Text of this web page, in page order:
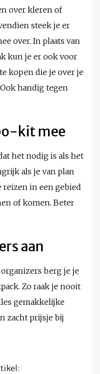
over kleren of
steek je er
over. In plaats van
kun je er ook voor
kopen die je over je
handig tegen
kit mee
het nodig is als het
als je van plan
in een gebied
of komen. Beter
aan
berg je je
Zo raak je nooit
gemakkelijke
zacht prijsje bij